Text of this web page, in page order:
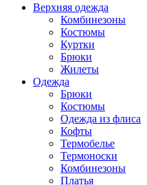
Верхняя одежда
Комбинезоны
Костюмы
Куртки
Брюки
Жилеты
Одежда
Брюки
Костюмы
Одежда из флиса
Кофты
Термобелье
Термоноски
Комбинезоны
Платья